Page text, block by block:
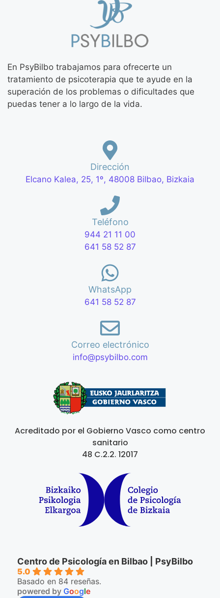
En PsyBilbo trabajamos para ofrecerte un
tratamiento de psicoterapia que te ayude en la
superación de los problemas o dificultades que
puedas tener a lo largo de la vida.
Dirección
Elcano Kalea, 25, 1º, 48008 Bilbao, Bizkaia
Teléfono
944 21 11 00
641 58 52 87
WhatsApp
641 58 52 87
Correo electrónico
info@psybilbo.com
Acreditado por el Gobierno Vasco como centro
sanitario
48 C.2.2. 12017
Centro de Psicología en Bilbao | PsyBilbo
5.0
Basado en 84 reseñas.
powered by Google